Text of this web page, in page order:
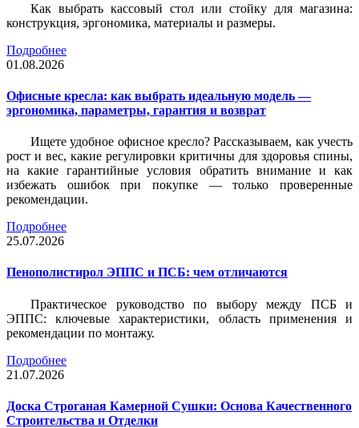
Как выбрать кассовый стол или стойку для магазина:
конструкция, эргономика, материалы и размеры.
Подробнее
01.08.2026
Офисные кресла: как выбрать идеальную модель —
эргономика, параметры, гарантия и возврат
Ищете удобное офисное кресло? Рассказываем, как учесть
рост и вес, какие регулировки критичны для здоровья спины,
на какие гарантийные условия обратить внимание и как
избежать ошибок при покупке — только проверенные
рекомендации.
Подробнее
25.07.2026
Пенополистирол ЭППС и ПСБ: чем отличаются
Практическое руководство по выбору между ПСБ и
ЭППС: ключевые характеристики, область применения и
рекомендации по монтажу.
Подробнее
21.07.2026
Доска Строганая Камерной Сушки: Основа Качественного
Строительства и Отделки